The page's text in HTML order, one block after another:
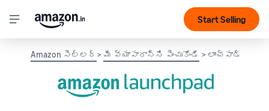
Start Selling
Amazon సెల్లర్ > మీ వ్యాపారాన్ని పెంచుకోండి > లాంచ్‌‌పాడ్